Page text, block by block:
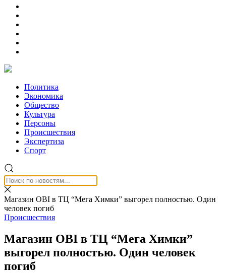
Политика
Экономика
Общество
Культура
Персоны
Происшествия
Экспертиза
Спорт
Магазин OBI в ТЦ “Мега Химки” выгорел полностью. Один
человек погиб
Происшествия
Магазин OBI в ТЦ “Мега Химки”
выгорел полностью. Один человек
погиб